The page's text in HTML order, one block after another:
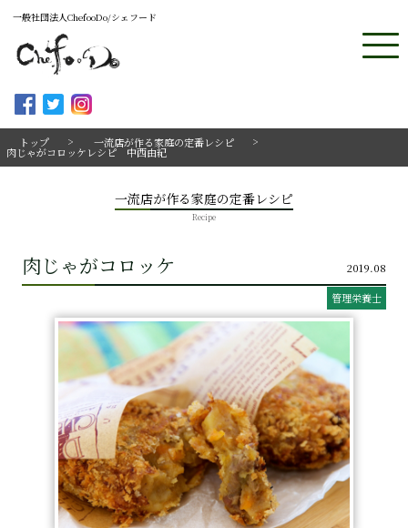
一般社団法人ChefooDo/シェフード
トップ 一流店が作る家庭の定番レシピ
肉じゃがコロッケレシピ 中西由紀
一流店が作る家庭の定番レシピ
Recipe
肉じゃがコロッケ 2019.08
管理栄養士